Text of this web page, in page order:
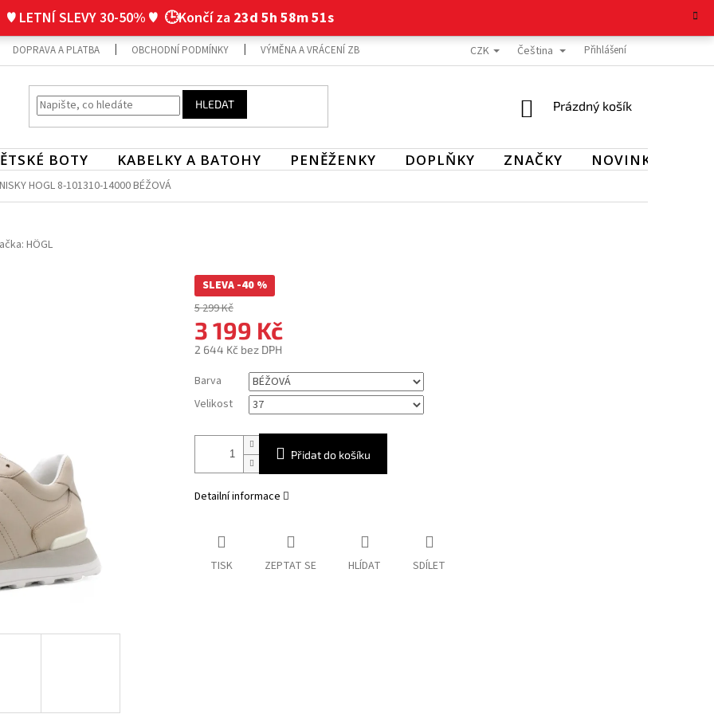
♥ LETNÍ SLEVY 30-50% ♥ 🕒Končí za 23d 5h 58m 50s
DOPRAVA A PLATBA OBCHODNÍ PODMÍNKY VÝMĚNA A VRÁCENÍ ZBOŽÍ REKLAMAČNÍ ŘÁD OCHRANA OSOBNÍCH ÚDAJŮ
CZK Čeština Přihlášení
HLEDAT
NÁKUPNÍ
Prázdný košík
BOTY KABELKY A BATOHY PENĚŽENKY DOPLŇKY ZNAČKY NOVINKY
HOGL 8-101310-14000 BÉŽOVÁ
HÖGL
SLEVA -40 %
5 299 Kč
3 199 Kč
2 644 Kč bez DPH
cena:
Barva
Velikost
Přidat do košíku
Detailní informace
TISK ZEPTAT SE HLÍDAT SDÍLET